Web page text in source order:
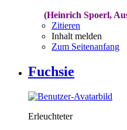
(Heinrich Spoerl,
Zitieren
Inhalt melden
Zum Seitenanfang
Fuchsie
Erleuchteter